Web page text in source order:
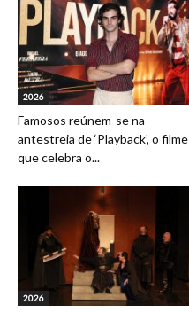
2026
Famosos reúnem-se na
antestreia de ‘Playback’, o filme
que celebra o...
2026